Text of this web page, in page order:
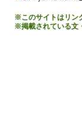
※このサイトはリン
※掲載されている文